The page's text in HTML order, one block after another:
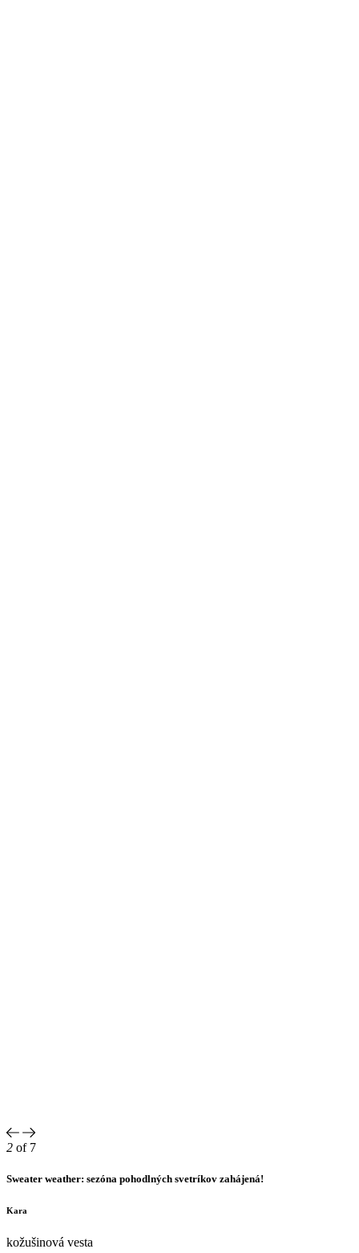
2 of 7
Sweater weather: sezóna pohodlných svetríkov zahájená!
Kara
kožušinová vesta